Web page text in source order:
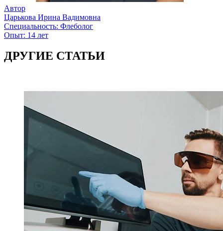
Автор
Царькова Ирина Вадимовна
Специальность: Флеболог
Опыт: 14 лет
ДРУГИЕ СТАТЬИ